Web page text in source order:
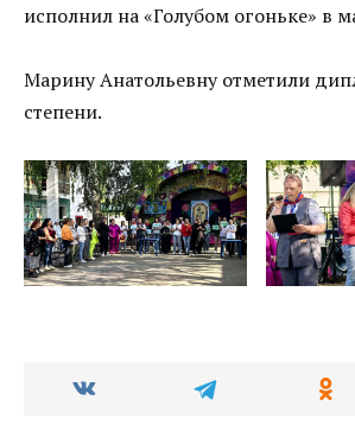
исполнил на «Голубом огоньке» в
Марину Анатольевну отметили
степени.